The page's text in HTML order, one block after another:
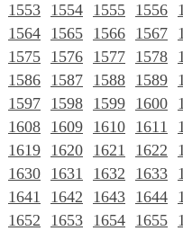
1553 1554 1555 1556
1564 1565 1566 1567
1575 1576 1577 1578
1586 1587 1588 1589
1597 1598 1599 1600
1608 1609 1610 1611
1619 1620 1621 1622
1630 1631 1632 1633
1641
1642 1643 1644
1652
1653 1654 1655